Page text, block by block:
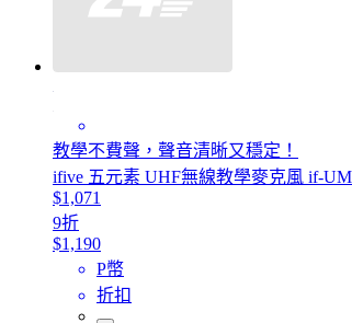
教學不費聲，聲音清晰又穩定！
ifive 五元素 UHF無線教學麥克風 if-
$1,071
9折
$1,190
P幣
折扣